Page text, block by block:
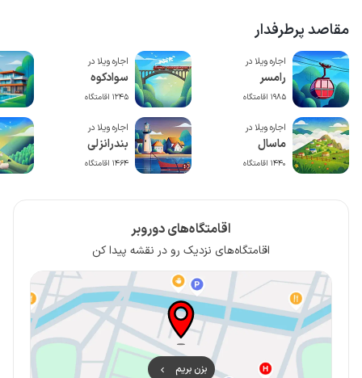
مقاصد پرطرفدار
اجاره ویلا در
رامسر
1985 اقامتگاه
اجاره ویلا در
ماسال
1440 اقامتگاه
اجاره ویلا در
سوادکوه
1245 اقامتگاه
اجاره ویلا در
بندرانزلی
1464 اقامتگاه
اقامتگاه‌های دوروبر
اقامتگاه‌های نزدیک رو در نقشه پیدا کن
بزن بریم